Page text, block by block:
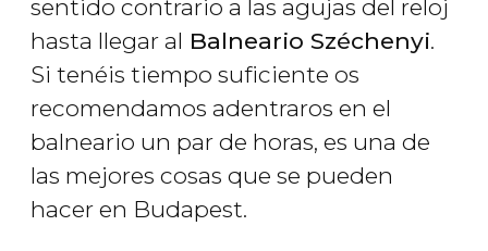
sentido contrario a las agujas del reloj
hasta llegar al Balneario Széchenyi.
Si tenéis tiempo suficiente os
recomendamos adentraros en el
balneario un par de horas, es una de
las mejores cosas que se pueden
hacer en Budapest.